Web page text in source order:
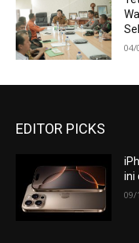
04/
EDITOR PICKS
ini
09/